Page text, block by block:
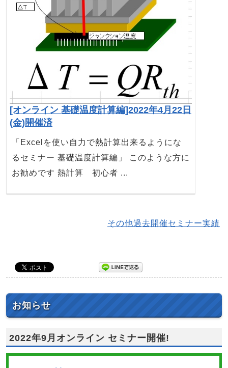
[オンライン 基礎温度計算編]2022年4月22日
(金)開催済
「Excelを使い自力で熱計算出来るようにな
るセミナー 基礎温度計算編」 このような方に
お勧めです 熱計算 初心者 ...
その他過去開催セミナー実績
お知らせ
2022年9月オンライン セミナー開催!